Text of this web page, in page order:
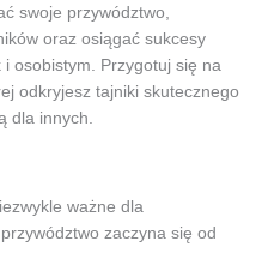
swoje przywództwo,
oraz osiągać sukcesy
osobistym. Przygotuj się na
odkryjesz tajniki skutecznego
dla innych.
ważne dla
zaczyna się od